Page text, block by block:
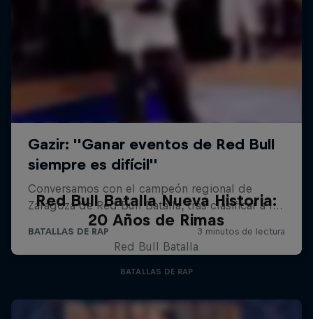
Red Bull Batalla Nueva Historia:
20 Años de Rimas
Red Bull Batalla
BATALLAS DE RAP